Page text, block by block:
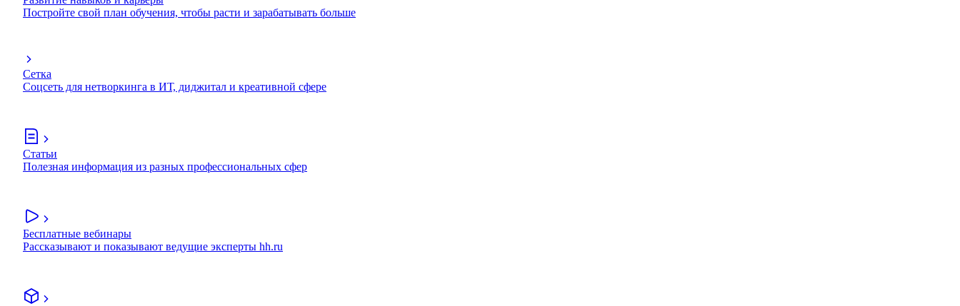
Постройте свой план обучения, чтобы расти и зарабатывать больше
Сетка
Соцсеть для нетворкинга в ИТ, диджитал и креативной сфере
Статьи
Полезная информация из разных профессиональных сфер
Бесплатные вебинары
Рассказывают и показывают ведущие эксперты hh.ru